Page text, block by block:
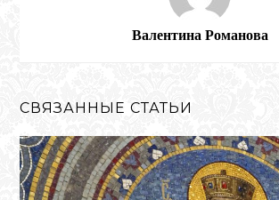
Валентина Романова
СВЯЗАННЫЕ СТАТЬИ